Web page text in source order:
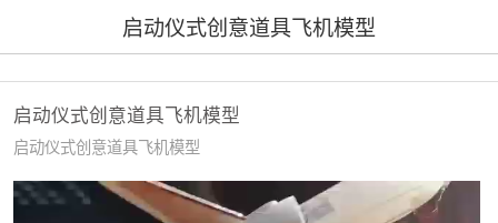
启动仪式创意道具飞机模型
启动仪式创意道具飞机模型
启动仪式创意道具飞机模型